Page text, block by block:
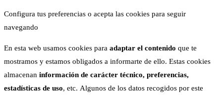
Configura tus preferencias o acepta las cookies para seguir
navegando
En esta web usamos cookies para adaptar el contenido que te
mostramos y estamos obligados a informarte de ello. Estas cookies
almacenan información de carácter técnico, preferencias,
estadísticas de uso, etc. Algunos de los datos recogidos por este